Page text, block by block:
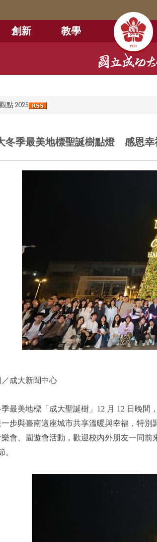
創新 教學
點 2025
冬季最美地標聖誕樹點燈 感恩
成大新聞中心
最美地標「成大聖誕樹」12 月 12 日晚
步與臺南這座城市共享溫暖與幸福，特
會、園遊會活動，歡迎校內外朋友一同
。